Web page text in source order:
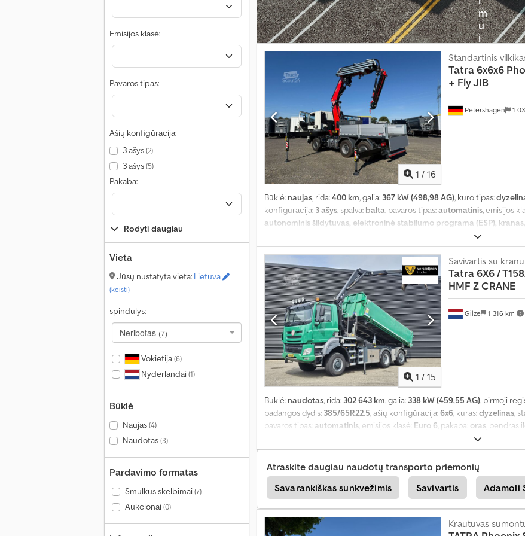
Emisijos klasė:
Pavaros tipas:
Ašių konfigūracija:
3 ašys(2)
3 ašys(5)
Pakaba:
Rodyti daugiau
Vieta
Jūsų nustatyta vieta: Lietuva
(keisti)
spindulys:
Neribotas (7)
Vokietija(6)
Nyderlandai(1)
Būklė
Naujas(4)
Naudotas(3)
Pardavimo formatas
Smulkūs skelbimai(7)
Aukcionai(0)
m
u
i
S
u
k
e
l
i
m
ą
1 / 16
Petershagen 1
Standartinis
Tatra 6x6x6
+ Fly JIB
Būklė: naujas, rida:400 km, galia: 367 kW (498,98 AG), kuro tipas:
konfigūracija: 3 ašys , spalva: balta , pavaros tipas:automatinis , emisijos
autonominis šildytuvas, elektroninė stabilumo programa (ESP),
1 / 15
Gilze 1 316 km
Savivartis su kranu
Tatra 6X6 /
HMF Z CRANE
Būklė: naudotas, rida: 302 643 km, galia: 338 kW (459,55 AG), pirmoji
padangos dydis: 385/65R22.5, ašių konfigūracija:6x6, kuras:dyzelinas,
pavaros tipas: automatinis, emisijos klasė: Euro 6, pakaba: oras, bendras
2 390 mm
2018, Įranga:ABS, AdBlue, centrinis užraktas, diferencialo užraktas,
kontrolė, oro kondicionavimas, priekabos jungtis, sėdynės šildytuvas,
Atraskite daugiau naudotų transporto priemonių
Savarankiškas sunkvežimis
Savivartis Adamoli
Renault Sunkvežimis Kranas
Krautuvas